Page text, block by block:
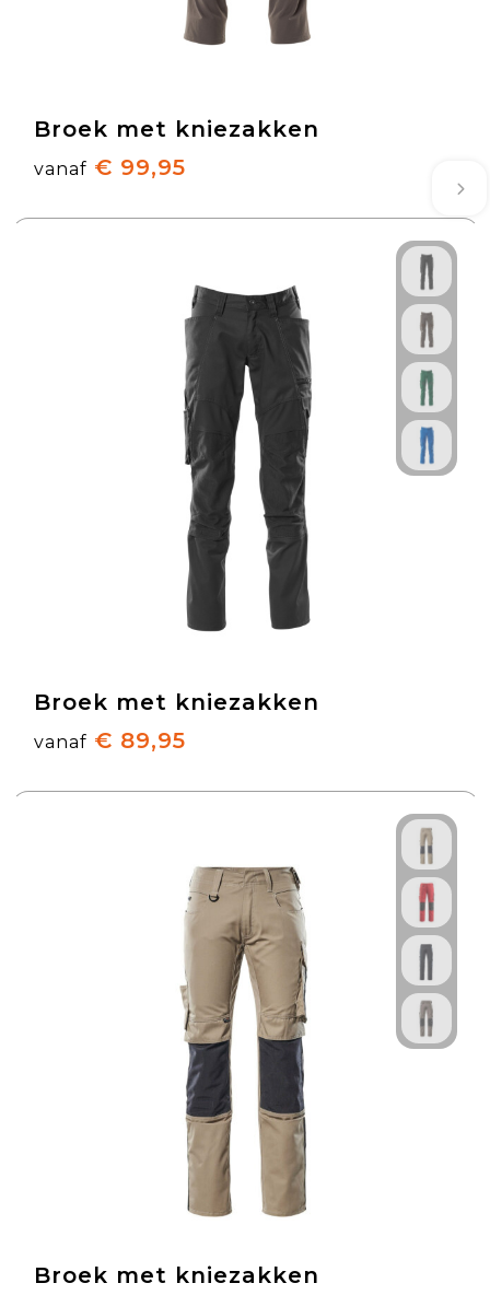
Broek met kniezakken
vanaf € 99,95
Broek met kniezakken
vanaf € 89,95
Broek met kniezakken